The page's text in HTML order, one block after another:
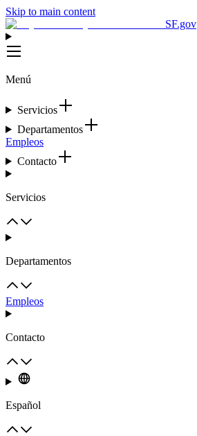
Skip to main content
SF.gov
Menú
Servicios
Departamentos
Empleos
Contacto
Servicios
Departamentos
Empleos
Contacto
Español